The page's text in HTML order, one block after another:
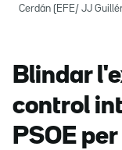
Cerdán (EFE/ JJ
Blindar
control
PSOE